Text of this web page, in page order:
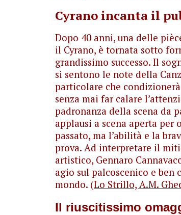
Cyrano incanta il
Dopo 40 anni, una delle
il Cyrano, è tornata sotto
grandissimo successo. Il
si sentono le note della
particolare che
senza mai far calare
padronanza della scena da
applausi a scena aperta
passato, ma l’abilità e la
prova. Ad interpretare il
artistico, Gennaro
agio sul palcoscenico e ben
mondo. (Lo Strillo, A.M.
Il riuscitissimo